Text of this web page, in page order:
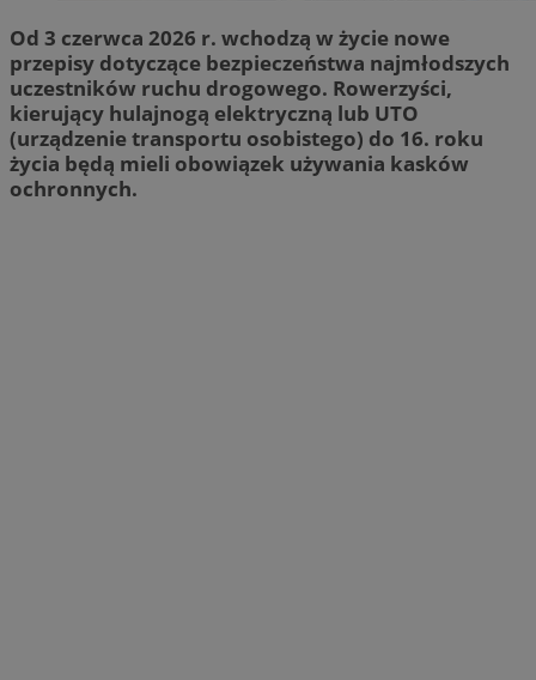
Od 3 czerwca 2026 r. wchodzą w życie nowe
przepisy dotyczące bezpieczeństwa najmłodszych
uczestników ruchu drogowego. Rowerzyści,
kierujący hulajnogą elektryczną lub UTO
(urządzenie transportu osobistego) do 16. roku
życia będą mieli obowiązek używania kasków
ochronnych.